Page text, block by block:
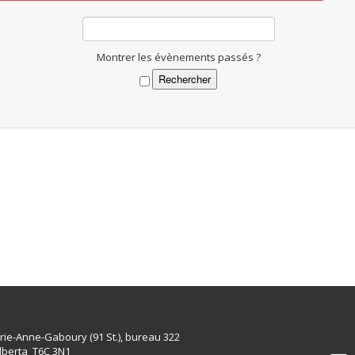
Montrer les évènements passés ?
Anne-Gaboury (91 St.), bureau 322
T6C 3N1